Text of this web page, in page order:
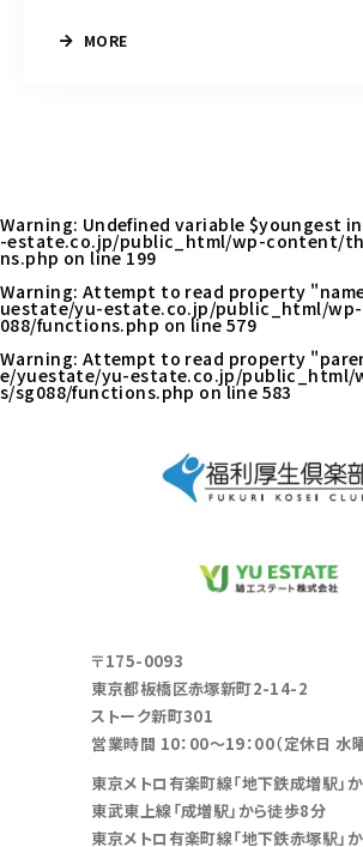
MORE
Warning: Undefined variable $youngest in
-estate.co.jp/public_html/wp-content/
ns.php on line199
Warning: Attempt to read property
uestate/yu-estate.co.jp/public_html/
088/functions.php on line 579
Warning: Attempt to read property
e/yuestate/yu-estate.co.jp/
s/sg088/functions.php on line 583
〒175-0093
東京都板橋区赤塚新町2-14-2
ストーク新町301
営業時間 10：00～19：00（定休日 水
東京メトロ有楽町線「地下鉄成増駅」
東武東上線「成増駅」から徒歩8分
東京メトロ有楽町線「地下鉄赤塚駅」